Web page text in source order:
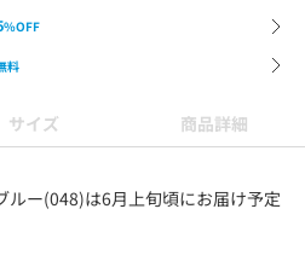
%OFF
料
サイズ 商品詳細
ー(048)は6月上旬頃にお届け予定